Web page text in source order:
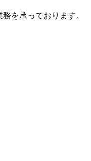
を承っております。